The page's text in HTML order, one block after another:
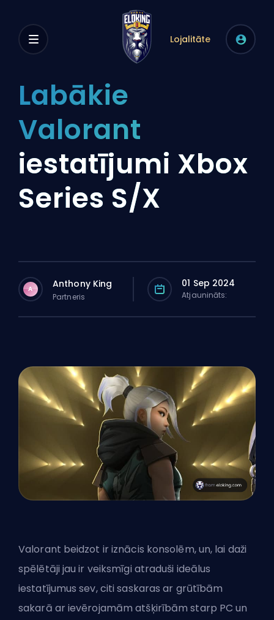
Lojalitāte
Labākie
Valorant
iestatījumi Xbox
Series S/X
A Anthony King
Partneris
01 Sep 2024
Atjaunināts:
Valorant beidzot ir iznācis konsolēm, un, lai daži
spēlētāji jau ir veiksmīgi atraduši ideālus
iestatījumus sev, citi saskaras ar grūtībām
sakarā ar ievērojamām atšķirībām starp PC un